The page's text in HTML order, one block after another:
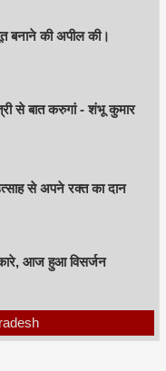
बनाने की अपील की।
से बात करुगां - शंभू कुमार
से अपने रक्त का दान
आज हुआ विसर्जन